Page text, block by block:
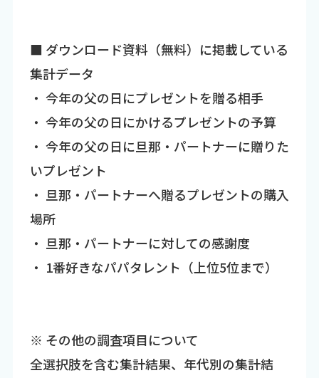
■ ダウンロード資料（無料）に掲載している
集計データ
・ 今年の父の日にプレゼントを贈る相手
・ 今年の父の日にかけるプレゼントの予算
・ 今年の父の日に旦那・パートナーに贈りた
いプレゼント
・ 旦那・パートナーへ贈るプレゼントの購入
場所
・ 旦那・パートナーに対しての感謝度
・ 1番好きなパパタレント（上位5位まで）
※ その他の調査項目について
全選択肢を含む集計結果、年代別の集計結